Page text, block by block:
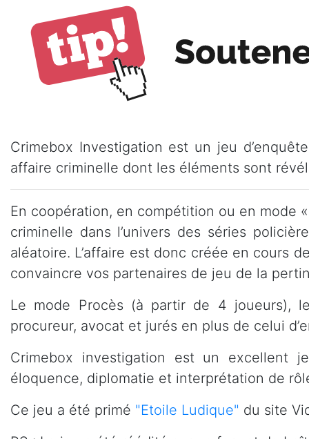
Crimebox Investigation est un jeu
affaire criminelle dont les éléments sont
En coopération, en compétition ou en mode
criminelle dans l’univers des séries
aléatoire. L’affaire est donc créée en cours
convaincre vos partenaires de jeu de la
Le mode Procès (à partir de 4 joueurs),
procureur, avocat et jurés en plus de celui
Crimebox investigation est un excellent
éloquence, diplomatie et interprétation de
Ce jeu a été primé "Etoile Ludique" du site